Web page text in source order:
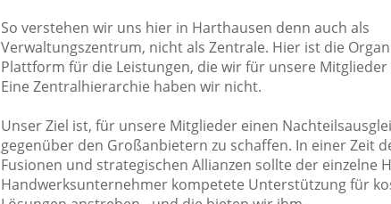
So verstehen wir uns hier in Harthausen denn auch als
Verwaltungszentrum, nicht als Zentrale. Hier ist die
Plattform für die Leistungen, die wir für unsere
Eine Zentralhierarchie haben wir nicht.
Unser Ziel ist, für unsere Mitglieder einen
gegenüber den Großanbietern zu schaffen. In einer Zeit
Fusionen und strategischen Allianzen sollte der einzelne
Handwerksunternehmer kompetete Unterstützung für